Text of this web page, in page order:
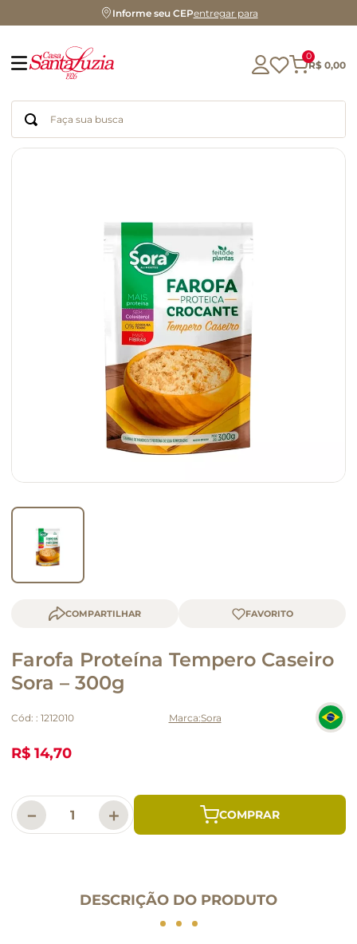
Informe seu CEPentregar para
0
R$ 0,00
Faça sua busca
COMPARTILHAR
Farofa Proteína Tempero Caseiro
Sora – 300g
Cód: : 1212010 Sora
R$ 14,70
＋
－
DESCRIÇÃO DO PRODUTO